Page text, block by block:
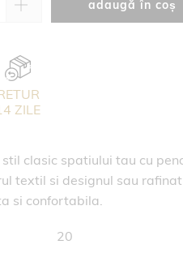
adaugă în coș
ZILE
clasic spatiului tau cu
textil si designul sau
si confortabila.
20